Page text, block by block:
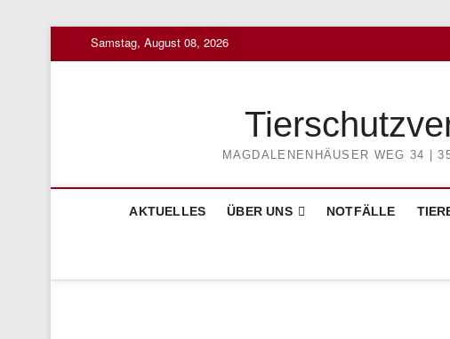
Samstag, August 08, 2026
MAGDALENENHÄUSER WEG 34 |
AKTUELLES ÜBER UNS NOTFÄLLE